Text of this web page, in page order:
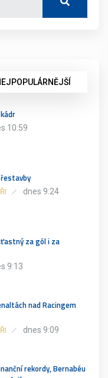
10:59
dnes 9:24
za gól i za
9:13
nad Racingem
dnes 9:09
rekordy, Bernabéu